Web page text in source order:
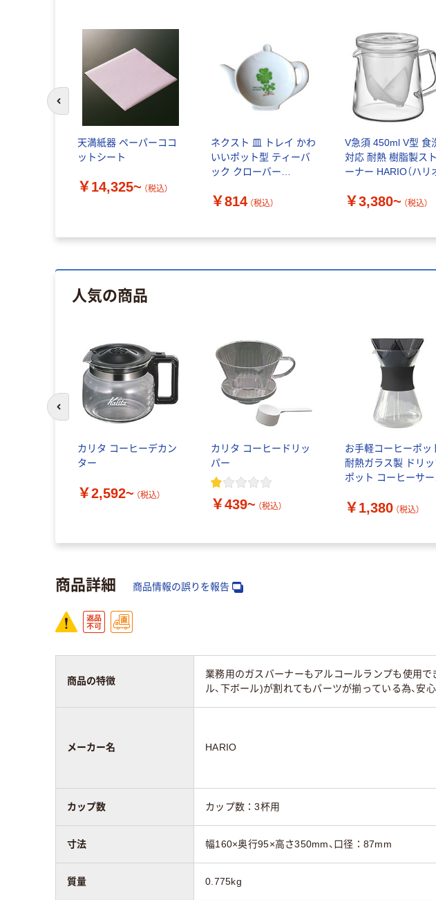
天満紙器 ペーパーココ
ットシート
￥14,325~ （税込）
ネクスト 皿 トレイ かわ
いいポット型 ティーバ
ック クローバー
￥814 （税込）
V急須 450ml V型 食
対応 耐熱 樹脂製ス
ーナー HARIO（ハリ
￥3,380~ （税込）
前のスライドへ
人気の商品
カリタ コーヒーデカン
ター
￥2,592~ （税込）
カリタ コーヒードリッ
パー
￥439~ （税込）
お手軽コーヒーポッ
耐熱ガラス製 ドリ
ポット コーヒーサー
HARIO（ハリオ）
￥1,380 （税込）
前のスライドへ
商品詳細 商品情報の誤りを報告
商品の特徴
業務用のガスバーナーもアルコールランプも使用
ル、下ボール)が割れてもパーツが揃っている為、安
メーカー名 HARIO
カップ数 カップ数：3杯用
寸法 幅160×奥行95×高さ350mm、口径：87mm
質量 0.775kg